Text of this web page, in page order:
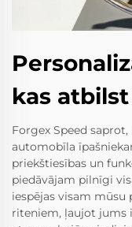
kas
Forgex Speed
automobīla
priekštiesības un
piedāvājam pilnīgi
iespējas visam
riteniem, ļaujot jums